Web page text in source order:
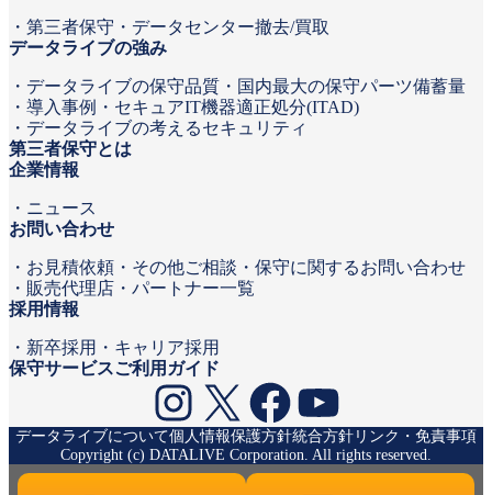
Instagram
X Facebook
YouTube
第三者保守
データセンター撤去/買取
データライブの強み
データライブの保守品質
国内最大の保守パーツ備蓄量
導入事例
セキュアIT機器適正処分(ITAD)
データライブの考えるセキュリティ
第三者保守とは
企業情報
ニュース
お問い合わせ
お見積依頼
その他ご相談・保守に関するお問い合わせ
販売代理店・パートナー一覧
採用情報
新卒採用
キャリア採用
保守サービスご利用ガイド
データライブについて個人情報保護方針統合方針 リンク・免責事項
Copyright (c) DATALIVE Corporation. All rights reserved.